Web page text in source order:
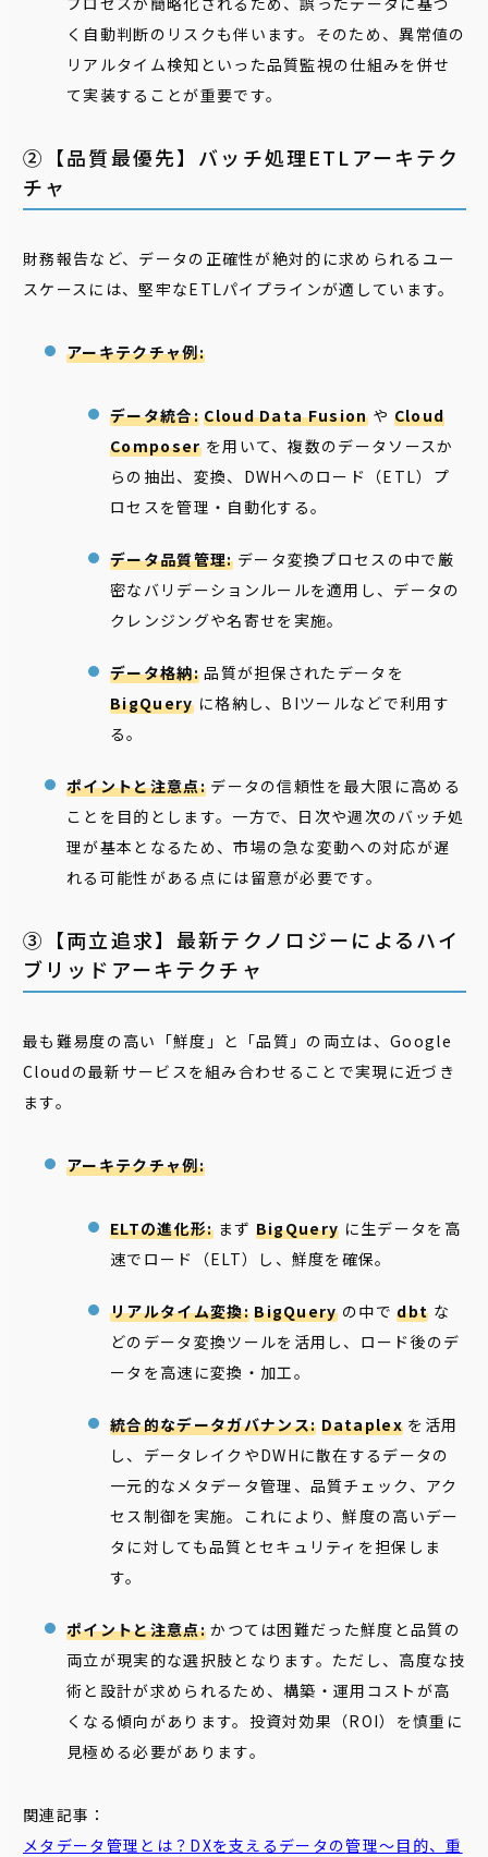
く自動判断のリスクも伴います。そのため、異常値の
リアルタイム検知といった品質監視の仕組みを併せ
て実装することが重要です。
②【品質最優先】バッチ処理ETLアーキテク
チャ
財務報告など、データの正確性が絶対的に求められるユー
スケースには、堅牢なETLパイプラインが適しています。
アーキテクチャ例:
データ統合: Cloud Data Fusionや Cloud
Composerを用いて、複数のデータソースか
らの抽出、変換、DWHへのロード（ETL）プ
ロセスを管理・自動化する。
データ品質管理:データ変換プロセスの中で厳
密なバリデーションルールを適用し、データの
クレンジングや名寄せを実施。
データ格納:品質が担保されたデータを
BigQueryに格納し、BIツールなどで利用す
る。
ポイントと注意点:データの信頼性を最大限に高める
ことを目的とします。一方で、日次や週次のバッチ処
理が基本となるため、市場の急な変動への対応が遅
れる可能性がある点には留意が必要です。
③【両立追求】最新テクノロジーによるハイ
ブリッドアーキテクチャ
最も難易度の高い「鮮度」と「品質」の両立は、Google
Cloudの最新サービスを組み合わせることで実現に近づき
ます。
アーキテクチャ例:
ELTの進化形:まず BigQuery に生データを高
速でロード（ELT）し、鮮度を確保。
リアルタイム変換: BigQueryの中でdbt な
どのデータ変換ツールを活用し、ロード後のデ
ータを高速に変換・加工。
統合的なデータガバナンス: Dataplex を活用
し、データレイクやDWHに散在するデータの
一元的なメタデータ管理、品質チェック、アク
セス制御を実施。これにより、鮮度の高いデー
タに対しても品質とセキュリティを担保しま
す。
ポイントと注意点:かつては困難だった鮮度と品質の
両立が現実的な選択肢となります。ただし、高度な技
術と設計が求められるため、構築・運用コストが高
くなる傾向があります。投資対効果（ROI）を慎重に
見極める必要があります。
関連記事：
メタデータ 管理 とは？DXを支えるデータの管理～目的、重